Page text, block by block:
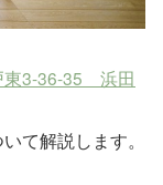
東3-36-35 浜田
て解説します。